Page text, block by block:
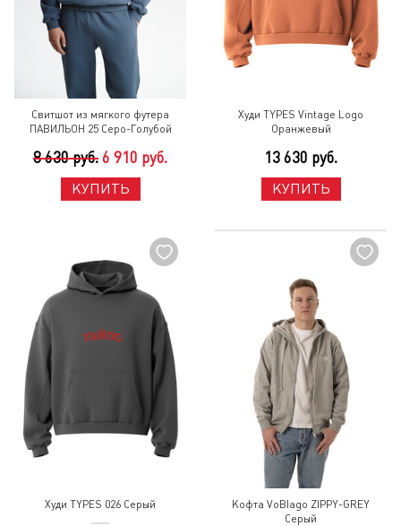
Свитшот из мягкого футера
ПАВИЛЬОН 25 Серо-Голубой
8 630 руб. 6 910 руб.
КУПИТЬ
Худи TYPES Vintage Logo
Оранжевый
13 630 руб.
КУПИТЬ
Худи TYPES 026 Серый
Кофта VoBlago ZIPPY-GREY
Серый